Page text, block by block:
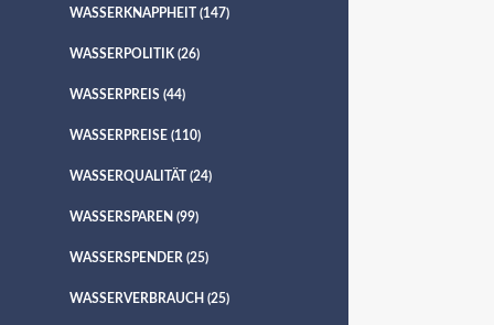
WASSERKNAPPHEIT(147)
WASSERPOLITIK(26)
WASSERPREIS (44)
WASSERPREISE (110)
WASSERQUALITÄT(24)
WASSERSPAREN (99)
WASSERSPENDER (25)
WASSERVERBRAUCH (25)